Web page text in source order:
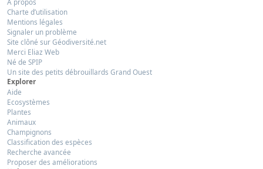
A propos
Charte d’utilisation
Mentions légales
Signaler un problème
Site clôné sur Géodiversité.net
Merci Eliaz Web
Né de SPIP
Un site des petits débrouillards Grand Ouest
Explorer
Aide
Ecosystèmes
Plantes
Animaux
Champignons
Classification des espèces
Recherche avancée
Proposer des améliorations